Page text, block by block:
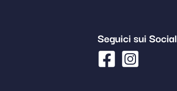
Seguici sui Social